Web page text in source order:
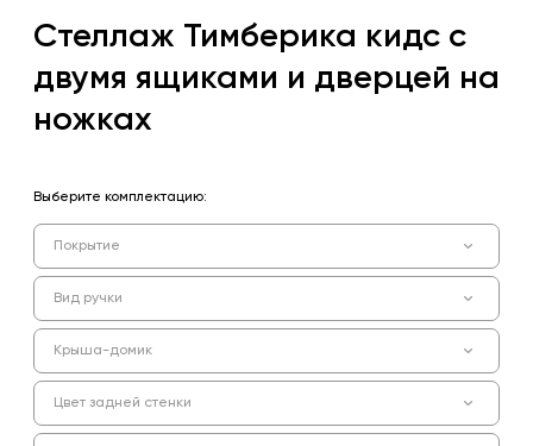
Стеллаж Тимберика кидс с
двумя ящиками и дверцей на
ножках
Выберите комплектацию:
Покрытие
Вид ручки
Крыша-домик
Цвет задней стенки